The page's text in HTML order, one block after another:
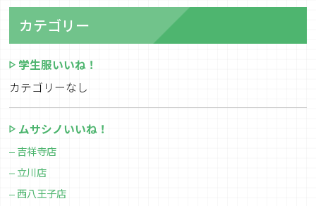
カテゴリー
学生服いいね！
カテゴリーなし
ムサシノいいね！
吉祥寺店
立川店
西八王子店